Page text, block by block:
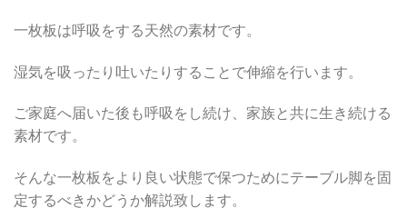
一枚板は呼吸をする天然の素材です。
湿気を吸ったり吐いたりすることで伸縮を行います。
ご家庭へ届いた後も呼吸をし続け、家族と共に生き続ける
素材です。
そんな一枚板をより良い状態で保つためにテーブル脚を固
定するべきかどうか解説致します。